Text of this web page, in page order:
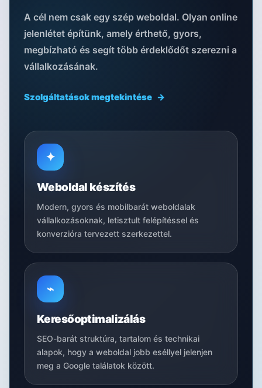
A cél nem csak egy szép weboldal. Olyan online
jelenlétet építünk, amely érthető, gyors,
megbízható és segít több érdeklődőt szerezni a
vállalkozásának.
Szolgáltatások megtekintése
✦
Weboldal készítés
Modern, gyors és mobilbarát weboldalak
vállalkozásoknak, letisztult felépítéssel és
konverzióra tervezett szerkezettel.
⌁
Keresőoptimalizálás
SEO-barát struktúra, tartalom és technikai
alapok, hogy a weboldal jobb eséllyel jelenjen
meg a Google találatok között.